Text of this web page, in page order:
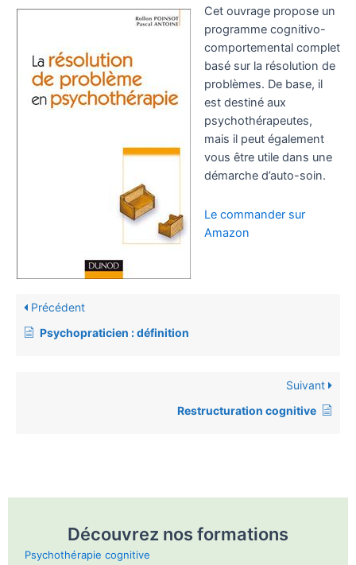
Cet ouvrage propose un
programme cognitivo-
comportemental complet
basé sur la résolution de
problèmes. De base, il
est destiné aux
psychothérapeutes,
mais il peut également
vous être utile dans une
démarche d’auto-soin.
Le commander sur
Amazon
Précédent
Psychopraticien : définition
Suivant
Restructuration cognitive
Découvrez nos formations
Psychothérapie cognitive